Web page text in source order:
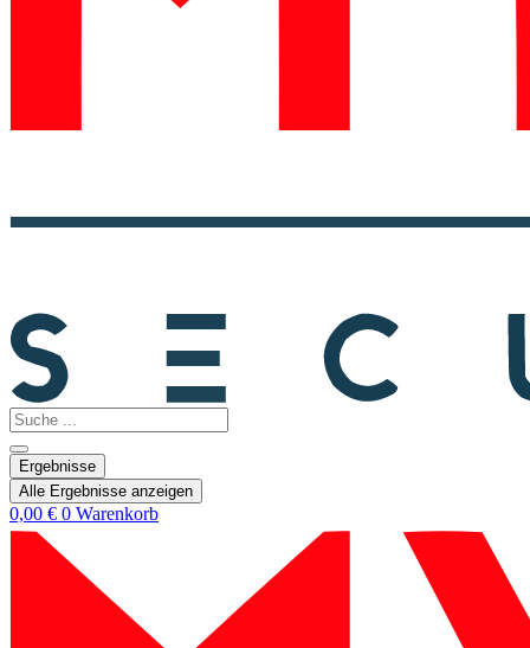
Search
...
Ergebnisse
Alle Ergebnisse anzeigen
0,00 € 0 Warenkorb